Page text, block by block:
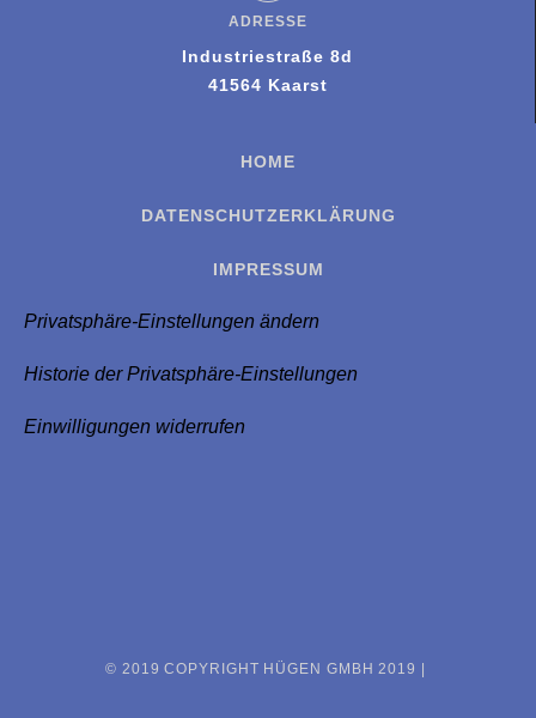
ADRESSE
Industriestraße 8d
41564 Kaarst
HOME
DATENSCHUTZERKLÄRUNG
IMPRESSUM
Privatsphäre-Einstellungen ändern
Historie der Privatsphäre-Einstellungen
Einwilligungen widerrufen
© 2019 COPYRIGHT HÜGEN GMBH 2019 |